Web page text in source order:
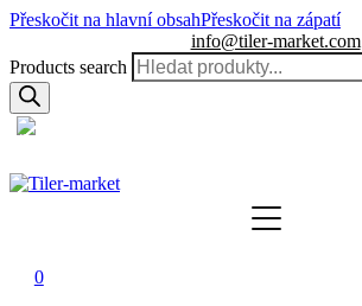
Přeskočit na hlavní obsahPřeskočit na zápatí
info@tiler-market.com
Products search
0